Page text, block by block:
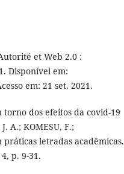
et Web 2.0 :
Disponível em:
em: 21 set. 2021.
torno dos efeitos da covid-19
A.; KOMESU, F.;
práticas letradas acadêmicas.
p. 9-31.